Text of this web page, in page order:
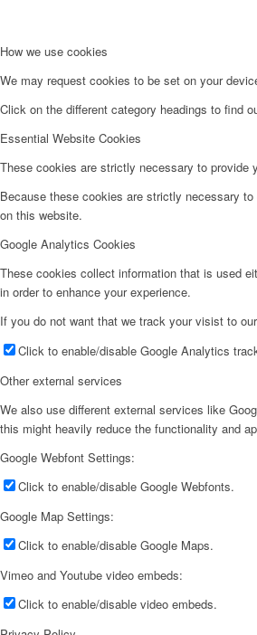
How we use cookies
We may request cookies to be set on your
Click on the different category headings to find
Essential Website Cookies
These cookies are strictly necessary to provide
Because these cookies are strictly necessary
on this website.
Google Analytics Cookies
These cookies collect information that is used
in order to enhance your experience.
If you do not want that we track your visist to
Click to enable/disable Google Analytics
Other external services
We also use different external services like
this might heavily reduce the functionality and
Google Webfont Settings:
Click to enable/disable Google Webfonts.
Google Map Settings:
Click to enable/disable Google Maps.
Vimeo and Youtube video embeds:
Click to enable/disable video embeds.